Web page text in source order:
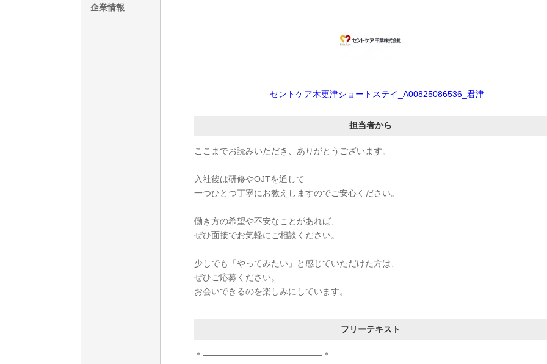
企業情報
セントケア木更津ショートステイ_A00825086536_君津
担当者から
ここまでお読みいただき、ありがとうございます。
入社後は研修やOJTを通して
一つひとつ丁寧にお教えしますのでご安心ください。
働き方の希望や不安なことがあれば、
ぜひ面接でお気軽にご相談ください。
少しでも「やってみたい」と感じていただけた方は、
ぜひご応募ください。
お会いできるのを楽しみにしています。
フリーテキスト
＊――――――――――――――＊